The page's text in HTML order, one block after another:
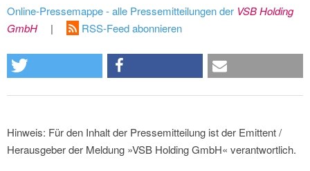
Online-Pressemappe - alle Pressemitteilungen der VSB Holding
GmbH
| RSS-Feed abonnieren
Hinweis: Für den Inhalt der Pressemitteilung ist der Emittent /
Herausgeber der Meldung »VSB Holding GmbH« verantwortlich.